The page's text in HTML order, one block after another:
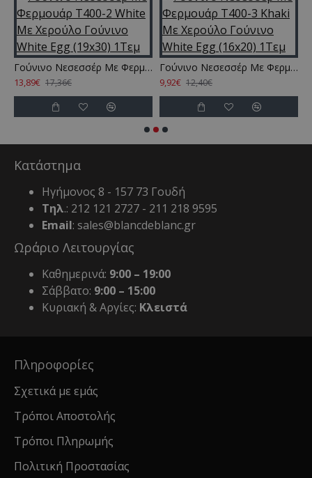
Γούνινο Νεσεσσέρ Με Φερμουάρ T400-2 White Με Χερούλο Γούνινο White Egg (19x30) 1Τεμ
13,89€ 17,36€
Γούνινο Νεσεσσέρ Με Φερμουάρ T400-3 Khaki Με Χερούλο Γούνινο White Egg (16x20) 1Τεμ
9,92€ 12,40€
Κατάστημα
Ηγήμονος 8 - 157 73 Γουδή
Τηλ.: 212 121 2727 - 211 218 9595
Email: sales@blancdeblanc.gr
Ωράριο Λειτουργίας
Καθημερινά: 9:00 – 19:00
Σάββατο: 9:00 – 15:00
Κυριακή & Αργίες: Κλειστά
Πληροφορίες
Σχετικά με εμάς
Τρόποι Αποστολής
Τρόποι Πληρωμής
Πολιτική Προστασίας